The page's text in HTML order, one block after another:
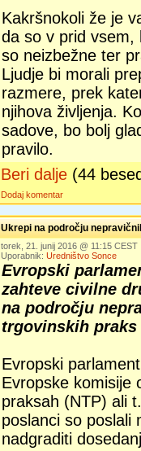
Kakršnokoli že je
da so v prid vsem,
so neizbežne ter
Ljudje bi morali
razmere, prek
njihova življenja.
sadove, bo bolj
pravilo.
Beri dalje (44
Dodaj komentar
Ukrepi na področju
torek, 21. junij 2016 @ 11:15 CEST
Uporabnik: Uredništvo Sonce
Evropski
zahteve civilne
na področju
trgovinskih
Evropski
Evropske komisije
praksah (NTP) ali
poslanci so poslali
nadgraditi